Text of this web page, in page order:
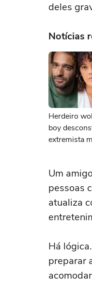
deles
Notícias
Herdeiro
boy
extremista
Um
pessoas
atualiza
Há
preparar